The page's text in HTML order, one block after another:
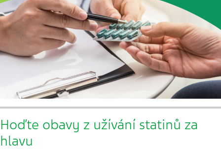
Hoďte obavy z užívání statinů za
hlavu